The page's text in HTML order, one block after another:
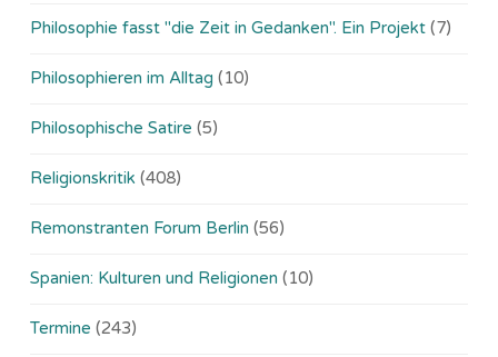
Philosophie fasst "die Zeit in Gedanken". Ein Projekt (7)
Philosophieren im Alltag (10)
Philosophische Satire (5)
Religionskritik (408)
Remonstranten Forum Berlin (56)
Spanien: Kulturen und Religionen (10)
Termine (243)